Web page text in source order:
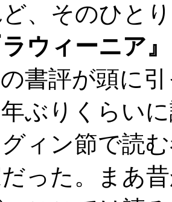
、そのひとり
ウィーニア』
書評が頭に
ぶりくらい
ィン節で読
った。まあ